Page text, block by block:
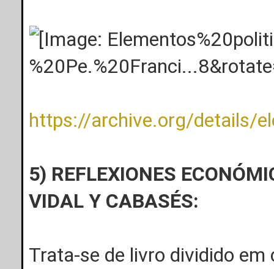
https://archive.org/details/
5) REFLEXIONES
VIDAL Y CABASÉS:
Trata-se de livro dividido